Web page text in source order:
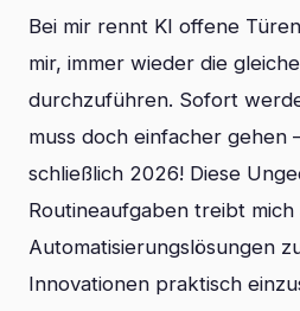
Bei mir rennt KI offene
mir, immer wieder die
durchzuführen. Sofort
muss doch einfacher
schließlich 2026! Diese
Routineaufgaben treibt mich
Automatisierungslösungen
Innovationen praktisch